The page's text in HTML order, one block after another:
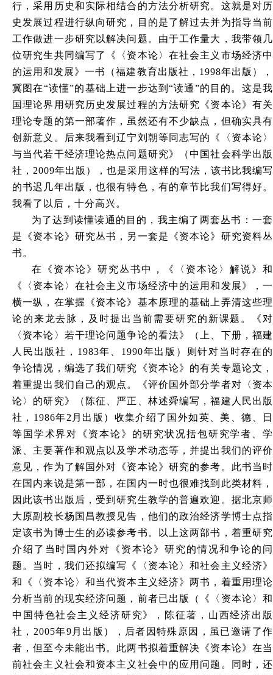
行，采用历史和实际相结合的方法分析研究。这就是对历
史发展过程进行纵向研究，目的是了解过去并为指导当前
工作做进一步研究以解决问题。由于工作量大，我带领几
位研究生共同编写了《〈资本论〉在社会主义市场经济中
的运用和发展》一书（福建教育出版社，1998年出版），
冀图在“读懂”的基础上进一步达到“读通”的目的。这是我
国理论界用研究历史发展过程的方法研究《资本论》有关
理论专题的第一部著作，虽然还有不少缺点，但确实具有
创新意义。后来我看到辽宁刘朝等同志写的《〈资本论〉
与当代若干经济理论热点问题研究》（中国社会科学出版
社，2009年出版），也是采用这样的写法，该书比我编写
的书迟几年出版，也很有特色，有的章节比我们写得好。
我看了以后，十分高兴。
为了达到读懂读通的目的，我主编了两套丛书：一套
是《资本论》研究丛书，另一套是《资本论》研究资料丛
书。
在《资本论》研究丛书中，《〈资本论〉解说》和
《〈资本论〉在社会主义市场经济中的运用和发展》，一
横一纵，在掌握《资本论》基本原理的基础上弄清这些理
论的来龙去脉，及时提出当前需要研究的新课题。《对
〈资本论〉若干理论问题争论的看法》（上、下册，福建
人民出版社，1983年、1990年出版）则针对当时存在的
争论情况，编选了我们研究《资本论》的有关专题论文，
着重提出我们自己的观点。《评价国外部分学者对〈资本
论〉的研究》（陈征、严正、林述舜编写，福建人民出版
社，1986年2月出版）收集介绍了国外如英、美、德、日
等国学术界对《资本论》的研究状况括包研究学者、学
派、主要著作和观点以及学术动态等，并提出我们的评价
意见，作为了解国外对《资本论》研究的参考。此书当时
在国内来说是第一部，在国内一时也很难找到此类材料，
因此该书出版后，受到研究生教学的普遍欢迎。据北京师
大原副校长杨国昌教授见告，他们的政治经济学博士点指
定该书为博士生的必读参考书。以上这两部书，着重研究
介绍了当时国内外对《资本论》研究的情况和争论的问
题。当时，我们还拟编写《〈资本论〉和社会主义经济》
和《〈资本论〉和当代资本主义经济》两书，着重用理论
分析当前的现实经济问题，前者已出版（《〈资本论〉和
中国特色社会主义经济研究》，陈征著，山西经济出版
社，2005年9月出版），后者因特殊原因，虽已邀请了作
者，但至今未能出书。此两书拟着重解决《资本论》在当
前社会主义社会和资本主义社会中的应用问题。同时，还